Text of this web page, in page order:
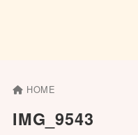
HOME
IMG_9543